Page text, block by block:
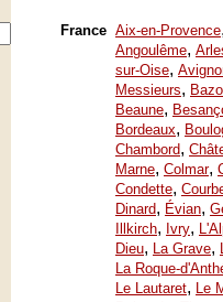
France Aix-en-Provence
Angoulême,
sur-Oise,
Messieurs,
Beaune,
Bordeaux,
Chambord,
Marne, Colmar,
Condette,
Dinard, Évian,
Illkirch, Ivry,
Dieu, La Grave,
La Roque-
Le Lautaret, Le